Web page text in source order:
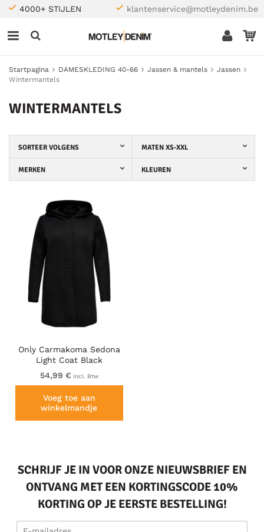
4000+ STIJLEN klantenservice@motleydenim.be
Startpagina DAMESKLEDING 40-66 Jassen & mantels
Jassen
Wintermantels
WINTERMANTELS
SORTEER VOLGENS MATEN XS-XXL
MERKEN KLEUREN
Only Carmakoma Sedona
Light Coat Black
54,99 € Incl. Btw
Voeg toe aan
winkelmandje
SCHRIJF JE IN VOOR ONZE NIEUWSBRIEF EN
ONTVANG MET EEN KORTINGSCODE 10%
KORTING OP JE EERSTE BESTELLING!